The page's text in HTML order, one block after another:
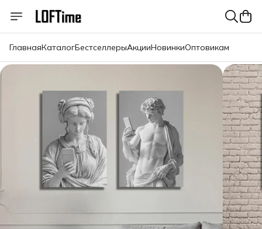
ГлавнаяКаталогБестселлерыАкцииНовинкиОптовикам